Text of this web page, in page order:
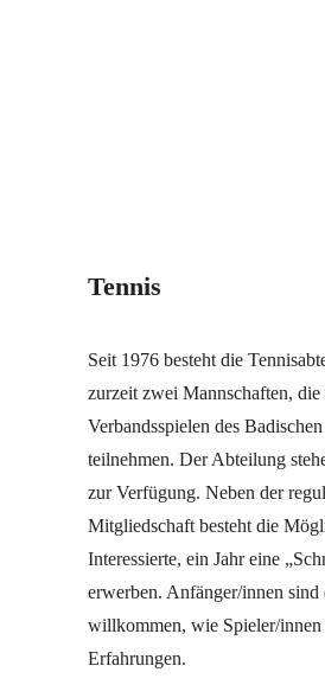
Tennis
Seit 1976 besteht die
zurzeit zwei Mannschaften, die
Verbandsspielen des
teilnehmen. Der Abteilung
zur Verfügung. Neben der
Mitgliedschaft besteht die
Interessierte, ein Jahr eine
erwerben. Anfänger/innen sind
willkommen, wie Spieler/
Erfahrungen.